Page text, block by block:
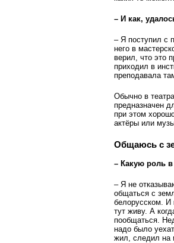
– И как,
– Я поступил с
него в
верил, что это
приходил в
преподавала
Обычно в
предназначен
при этом
актёры или
Общаюсь с
– Какую роль
– Я не
общаться с
белорусском. И
тут живу. А
пообщаться.
надо было
жил, следил на